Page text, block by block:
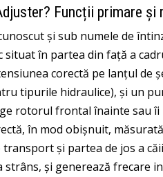
Funcții primare și
și sub numele de
situat în partea din față a
corectă pe lanțul
tipurile hidraulice), și un
rotorul frontal înainte sau îi
în mod obișnuit,
și partea de jos a
strâns, și generează frecare